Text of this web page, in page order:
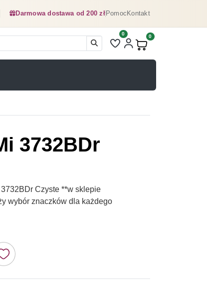
Darmowa dostawa od 200 złPomocKontakt
Liczba pozycji na liście
0
Produkty w koszyku:
0
3732BDr
Czyste **w sklepie
wybór znaczków dla każdego